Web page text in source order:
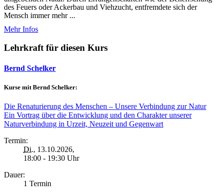
des Feuers oder Ackerbau und Viehzucht, entfremdete sich der
Mensch immer mehr ...
Mehr Infos
Lehrkraft für diesen Kurs
Bernd Schelker
Kurse mit Bernd Schelker:
Die Renaturierung des Menschen – Unsere Verbindung zur Natur
Ein Vortrag über die Entwicklung und den Charakter unserer
Naturverbindung in Urzeit, Neuzeit und Gegenwart
Termin:
Di., 13.10.2026,
18:00 - 19:30 Uhr
Dauer:
1 Termin